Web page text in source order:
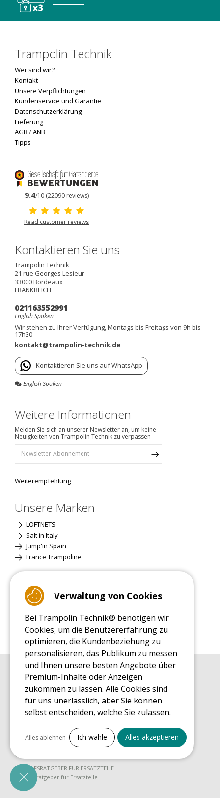
Trampolin Technik
Wer sind wir?
Kontakt
Unsere Verpflichtungen
Kundenservice und Garantie
Datenschutzerklärung
Lieferung
AGB /ANB
Tipps
9.4/10 (22090 reviews)
Read customer reviews
Kontaktieren Sie uns
Trampolin Technik
21 rue Georges Lesieur
33000Bordeaux
FRANKREICH
021163552991
English Spoken
Wir stehen zu Ihrer Verfügung, Montags bis Freitags von 9h bis
17h30
kontakt@trampolin-technik.de
Kontaktieren Sie uns auf WhatsApp
English Spoken
Weitere Informationen
Melden Sie sich an unserer Newsletter an, um keine
Neuigkeiten von Trampolin Technik zu verpassen
Weiterempfehlung
Unsere Marken
LOFTNETS
Salt'in Italy
Jump'in Spain
France Trampoline
Standardversion
EINKAUFSRATGEBER
Einkaufsratgeber
MONTAGE RATGEBER
Montagehinweise für ein Freizeit Trampolin
Pflegeratgeber für Ihr Freizeit Trampolin
Was Sie über Freizeit Trampoline wissen sollten
EINKAUFSRATGEBER FÜR ERSATZTEILE
Einkaufsratgeber für Ersatzteile
Verwaltung von Cookies
Bei Trampolin Technik® benötigen wir
Cookies, um die Benutzererfahrung zu
optimieren, die Kundenbeziehung zu
personalisieren, das Publikum zu messen
und Ihnen unsere besten Angebote über
Premium-Inhalte oder Anzeigen
zukommen zu lassen. Alle Cookies sind
für uns unerlässlich, aber Sie können
selbst entscheiden, welche Sie zulassen.
Alles ankreuzen
Notwendige Cookies
PrestaShop
Für den Betrieb der Website erforderlich
Alles ablehnen Ich wähle Alles akzeptieren